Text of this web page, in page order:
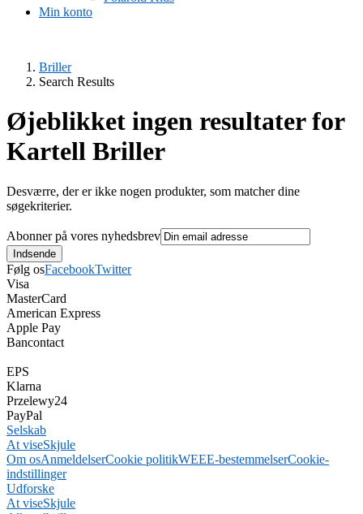
Min konto
Briller
Search Results
Øjeblikket ingen resultater for
Kartell Briller
Desværre, der er ikke nogen produkter, som matcher dine
søgekriterier.
Abonner på vores nyhedsbrev
Følg osFacebookTwitter
Visa
MasterCard
American Express
Apple Pay
Bancontact
EPS
Klarna
Przelewy24
PayPal
Selskab
At viseSkjule
Om osAnmeldelserCookie politikWEEE-bestemmelserCookie-
indstillinger
Udforske
At viseSkjule